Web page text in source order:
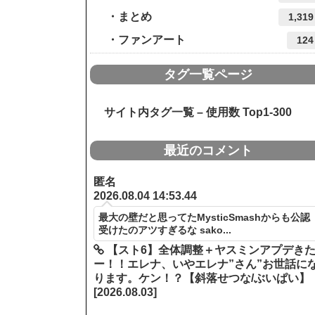
まとめ 1,319
ファンアート 124
タグ一覧ページ
サイト内タグ一覧 – 使用数 Top1-300
最近のコメント
匿名
2026.08.04 14:53.44
最大の壁だと思ってたMysticSmashからも公認
受けたのアツすぎるな sako...
【スト6】全体調整＋ヤスミンアプデき
ー！！エレナ、いやエレナ”さん”お世話に
ります。ケン！？【斜落せつな/ぶいぱい】
[2026.08.03]